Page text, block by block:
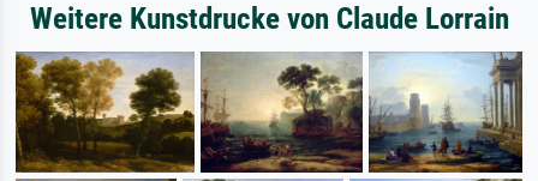
Weitere Kunstdrucke von Claude Lorrain